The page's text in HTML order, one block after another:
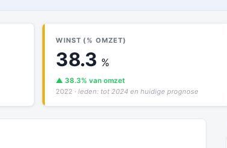
WINST (% OMZET)
38.3 %
▲ 38.3% van omzet
2022 · leden: tot 2024 en huidige prognose